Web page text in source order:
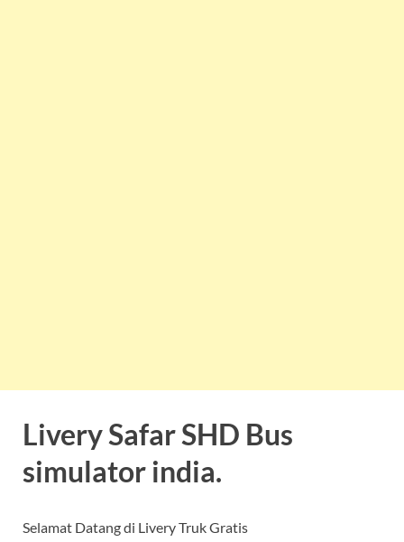
Livery Safar SHD Bus
simulator india.
Selamat Datang di Livery Truk Gratis